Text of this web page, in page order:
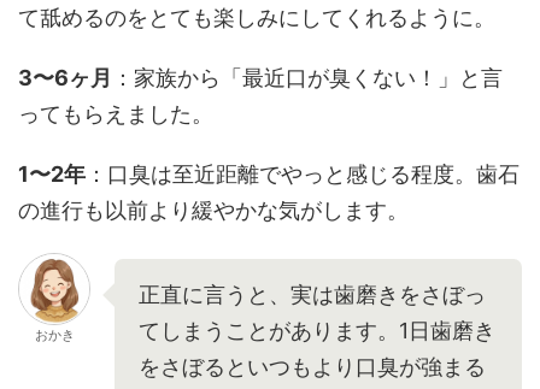
て舐めるのをとても楽しみにしてくれるように。
3〜6ヶ月
：家族から「最近口が臭くない！」と言
ってもらえました。
1〜2年 ：口臭は至近距離でやっと感じる程度。歯石
の進行も以前より緩やかな気がします。
おかき
正直に言うと、実は歯磨きをさぼっ
てしまうことがあります。1日歯磨き
をさぼるといつもより口臭が強まる